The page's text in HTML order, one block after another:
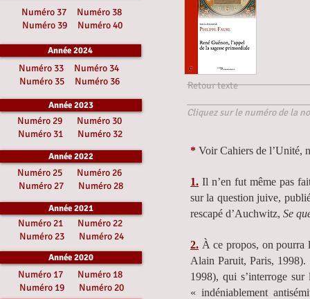
Retour texte
Cliquez sur le numéro de la
* Voir Cahiers de l’Unité,
1. Il n’en fut même pas
sur la question juive,
rescapé d’Auchwitz, Se
2. À ce propos, on pourra
Alain Paruit, Paris,
1998), qui s’interroge sur
« indéniablement
Numéro 37
Numéro 38
Numéro 39
Numéro 40
Année 2024
Numéro 33
Numéro 34
Numéro 35
Numéro 36
Année 2023
Numéro 29
Numéro 30
Numéro 31
Numéro 32
Année 2022
Numéro 25
Numéro 26
Numéro 27
Numéro 28
Année 2021
Numéro 21
Numéro 22
Numéro 23
Numéro 24
Année 2020
Numéro 17 Numéro 18
Numéro 19 Numéro 20